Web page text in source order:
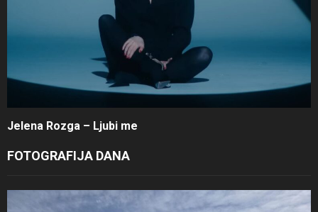
Jelena Rozga – Ljubi me
FOTOGRAFIJA DANA